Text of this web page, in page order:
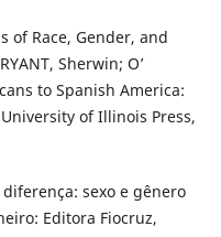
of Race, Gender, and
Sherwin; O’
to Spanish America:
of Illinois Press,
diferença: sexo e gênero
Editora Fiocruz,